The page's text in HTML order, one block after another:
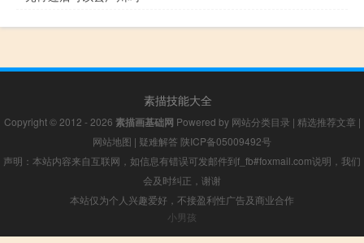
素描技能大全
Copyright © 2012 - 2026 素描画基础网 Powered by 网站分类目录 | 精选推荐文章 |
网站地图 | 疑难解答 陕ICP备05009492号
声明：本站内容来自互联网，如信息有错误可发邮件到f_fb#foxmail.com说明，我们
会及时纠正，谢谢
本站仅为个人兴趣爱好，不接盈利性广告及商业合作
小男孩